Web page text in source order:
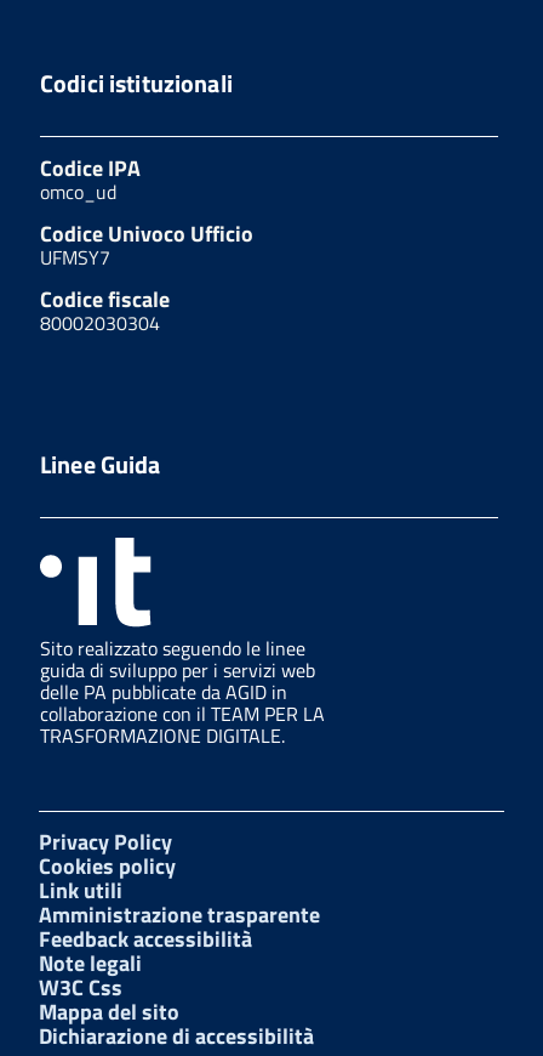
Codici istituzionali
Codice IPA
omco_ud
Codice Univoco Ufficio
UFMSY7
Codice fiscale
80002030304
Linee Guida
Sito realizzato seguendo le linee
guida di sviluppo per i servizi web
delle PA pubblicate da AGID in
collaborazione con il TEAM PER LA
TRASFORMAZIONE DIGITALE.
Privacy Policy
Cookies policy
Link utili
Amministrazione trasparente
Feedback accessibilità
Note legali
W3C Css
Mappa del sito
Dichiarazione di accessibilità